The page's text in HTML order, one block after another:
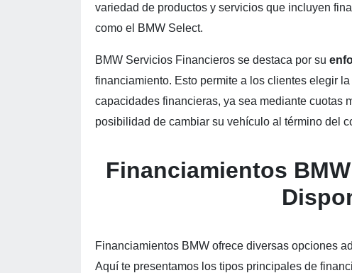
variedad de productos y servicios que incluyen
como el BMW Select.
BMW Servicios Financieros se destaca por su
financiamiento. Esto permite a los clientes elegir
capacidades financieras, ya sea mediante cuotas
posibilidad de cambiar su vehículo al término del
Financiamientos
Financiamientos BMW ofrece diversas opciones
Aquí te presentamos los tipos principales de